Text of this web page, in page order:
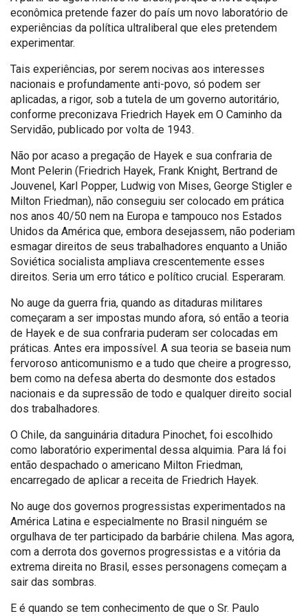
econômica pretende fazer do país um novo laboratório de
experiências da política ultraliberal que eles pretendem
experimentar.
Tais experiências, por serem nocivas aos interesses
nacionais e profundamente anti-povo, só podem ser
aplicadas, a rigor, sob a tutela de um governo autoritário,
conforme preconizava Friedrich Hayek em O Caminho da
Servidão, publicado por volta de 1943.
Não por acaso a pregação de Hayek e sua confraria de
Mont Pelerin (Friedrich Hayek, Frank Knight, Bertrand de
Jouvenel, Karl Popper, Ludwig von Mises, George Stigler e
Milton Friedman), não conseguiu ser colocado em prática
nos anos 40/50 nem na Europa e tampouco nos Estados
Unidos da América que, embora desejassem, não poderiam
esmagar direitos de seus trabalhadores enquanto a União
Soviética socialista ampliava crescentemente esses
direitos. Seria um erro tático e político crucial. Esperaram.
No auge da guerra fria, quando as ditaduras militares
começaram a ser impostas mundo afora, só então a teoria
de Hayek e de sua confraria puderam ser colocadas em
práticas. Antes era impossível. A sua teoria se baseia num
fervoroso anticomunismo e a tudo que cheire a progresso,
bem como na defesa aberta do desmonte dos estados
nacionais e da supressão de todo e qualquer direito social
dos trabalhadores.
O Chile, da sanguinária ditadura Pinochet, foi escolhido
como laboratório experimental dessa alquimia. Para lá foi
então despachado o americano Milton Friedman,
encarregado de aplicar a receita de Friedrich Hayek.
No auge dos governos progressistas experimentados na
América Latina e especialmente no Brasil ninguém se
orgulhava de ter participado da barbárie chilena. Mas agora,
com a derrota dos governos progressistas e a vitória da
extrema direita no Brasil, esses personagens começam a
sair das sombras.
E é quando se tem conhecimento de que o Sr. Paulo